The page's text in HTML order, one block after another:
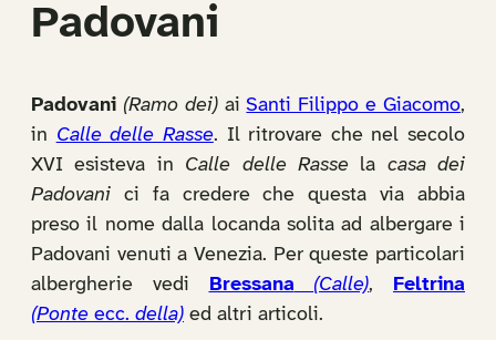
Padovani
Padovani (Ramo dei)aiSanti Filippo e Giacomo,
in Calle delle Rasse. Il ritrovare che nel secolo
XVI esisteva in Calle delle Rasse la casa dei
Padovani ci fa credere che questa via abbia
preso il nome dalla locanda solita ad albergare i
Padovani venuti a Venezia. Per queste particolari
albergherie vedi Bressana (Calle), Feltrina
(Ponte ecc. della) ed altri articoli.